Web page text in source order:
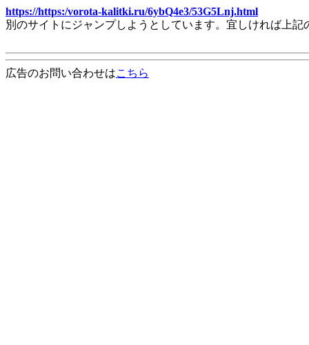
https://https:/vorota-kalitki.ru/6ybQ4e3/53G5Lnj.html
別のサイトにジャンプしようとしています。宜しければ上
広告のお問い合わせはこちら